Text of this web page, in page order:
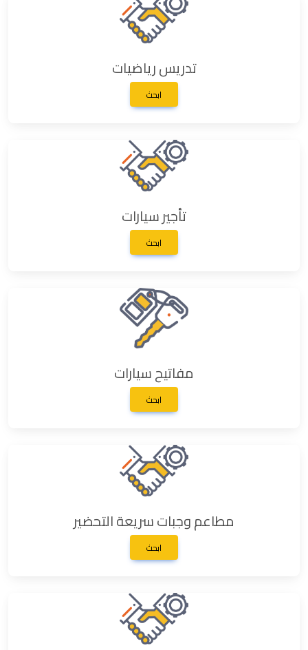
تدريس رياضيات
ابحث
تأجير سيارات
ابحث
مفاتيح سيارات
ابحث
مطاعم وجبات سريعة التحضير
ابحث